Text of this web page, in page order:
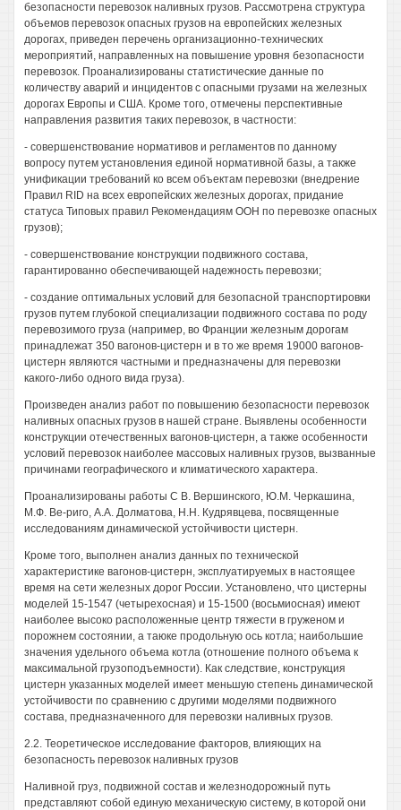
безопасности перевозок наливных грузов. Рассмотрена структура
объемов перевозок опасных грузов на европейских железных
дорогах, приведен перечень организационно-технических
мероприятий, направленных на повышение уровня безопасности
перевозок. Проанализированы статистические данные по
количеству аварий и инцидентов с опасными грузами на железных
дорогах Европы и США. Кроме того, отмечены перспективные
направления развития таких перевозок, в частности:
- совершенствование нормативов и регламентов по данному
вопросу путем установления единой нормативной базы, а также
унификации требований ко всем объектам перевозки (внедрение
Правил RID на всех европейских железных дорогах, придание
статуса Типовых правил Рекомендациям ООН по перевозке опасных
грузов);
- совершенствование конструкции подвижного состава,
гарантированно обеспечивающей надежность перевозки;
- создание оптимальных условий для безопасной транспортировки
грузов путем глубокой специализации подвижного состава по роду
перевозимого груза (например, во Франции железным дорогам
принадлежат 350 вагонов-цистерн и в то же время 19000 вагонов-
цистерн являются частными и предназначены для перевозки
какого-либо одного вида груза).
Произведен анализ работ по повышению безопасности перевозок
наливных опасных грузов в нашей стране. Выявлены особенности
конструкции отечественных вагонов-цистерн, а также особенности
условий перевозок наиболее массовых наливных грузов, вызванные
причинами географического и климатического характера.
Проанализированы работы С В. Вершинского, Ю.М. Черкашина,
М.Ф. Ве-риго, A.A. Долматова, H.H. Кудрявцева, посвященные
исследованиям динамической устойчивости цистерн.
Кроме того, выполнен анализ данных по технической
характеристике вагонов-цистерн, эксплуатируемых в настоящее
время на сети железных дорог России. Установлено, что цистерны
моделей 15-1547 (четырехосная) и 15-1500 (восьмиосная) имеют
наиболее высоко расположенные центр тяжести в груженом и
порожнем состоянии, а таюке продольную ось котла; наибольшие
значения удельного объема котла (отношение полного объема к
максимальной грузоподъемности). Как следствие, конструкция
цистерн указанных моделей имеет меньшую степень динамической
устойчивости по сравнению с другими моделями подвижного
состава, предназначенного для перевозки наливных грузов.
2.2. Теоретическое исследование факторов, влияющих на
безопасность перевозок наливных грузов
Наливной груз, подвижной состав и железнодорожный путь
представляют собой единую механическую систему, в которой они